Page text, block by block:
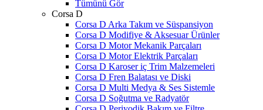
Tümünü Gör
Corsa D
Corsa D Arka Takım ve Süspansiyon
Corsa D Modifiye & Aksesuar Ürünler
Corsa D Motor Mekanik Parçaları
Corsa D Motor Elektrik Parçaları
Corsa D Karoser iç Trim Malzemeleri
Corsa D Fren Balatası ve Diski
Corsa D Multi Medya & Ses Sistemle
Corsa D Soğutma ve Radyatör